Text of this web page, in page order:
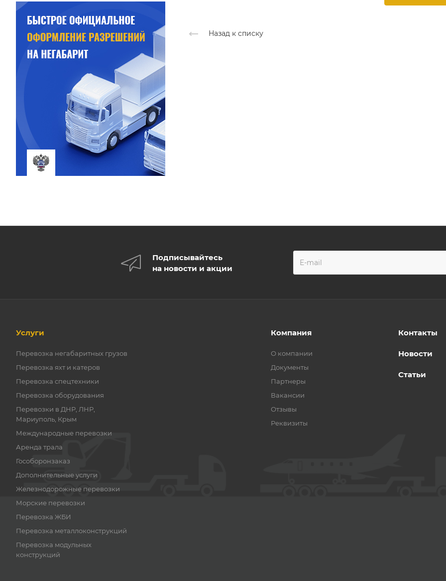
Назад к списку
Подписывайтесь
на новости и акции
Услуги
Перевозка негабаритных грузов
Перевозка яхт и катеров
Перевозка спецтехники
Перевозка оборудования
Перевозки в ДНР, ЛНР,
Мариуполь, Крым
Международные перевозки
Аренда трала
Гособоронзаказ
Дополнительные услуги
Железнодорожные перевозки
Морские перевозки
Перевозка ЖБИ
Перевозка металлоконструкций
Перевозка модульных
конструкций
Компания
О компании
Документы
Партнеры
Вакансии
Отзывы
Реквизиты
Контакты
Новости
Статьи